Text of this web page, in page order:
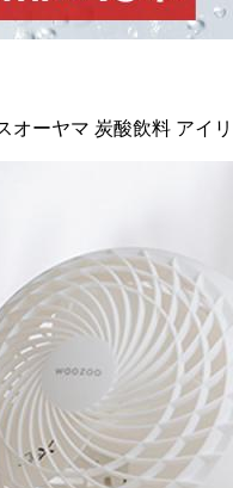
オーヤマ 炭酸飲料 アイリ